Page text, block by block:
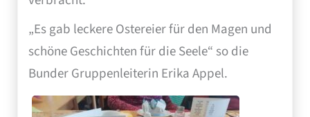
„Es gab leckere Ostereier für den Magen und
schöne Geschichten für die Seele“ so die
Bunder Gruppenleiterin Erika Appel.